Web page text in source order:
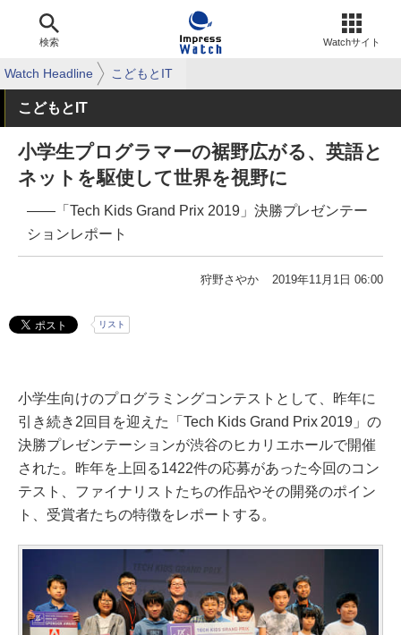
検索 Watchサイト
Watch Headline こどもとIT
こどもとIT
小学生プログラマーの裾野広がる、英語と
ネットを駆使して世界を視野に
――「Tech Kids Grand Prix 2019」決勝プレゼンテー
ションレポート
狩野さやか 2019年11月1日 06:00
リスト
小学生向けのプログラミングコンテストとして、昨年に
引き続き2回目を迎えた「Tech Kids Grand Prix 2019」の
決勝プレゼンテーションが渋谷のヒカリエホールで開催
された。昨年を上回る1422件の応募があった今回のコン
テスト、ファイナリストたちの作品やその開発のポイン
ト、受賞者たちの特徴をレポートする。